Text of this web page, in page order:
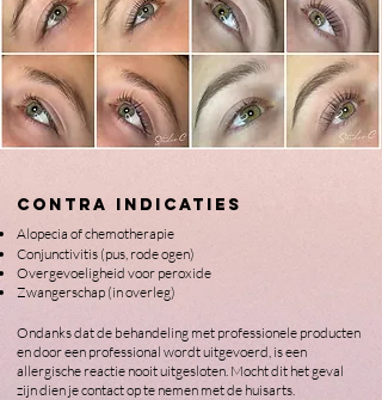
CONTRA INDICATIES
Alopecia of chemotherapie
Conjunctivitis (pus, rode ogen)
Overgevoeligheid voor peroxide
Zwangerschap (in overleg)
Ondanks dat de behandeling met professionele producten
en door een professional wordt uitgevoerd, is een
allergische reactie nooit uitgesloten. Mocht dit het geval
zijn dien je contact op te nemen met de huisarts.